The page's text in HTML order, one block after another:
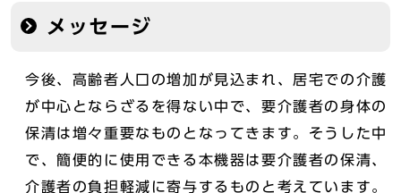
メッセージ
今後、高齢者人口の増加が見込まれ、居宅での介護
が中心とならざるを得ない中で、要介護者の身体の
保清は増々重要なものとなってきます。そうした中
で、簡便的に使用できる本機器は要介護者の保清、
介護者の負担軽減に寄与するものと考えています。